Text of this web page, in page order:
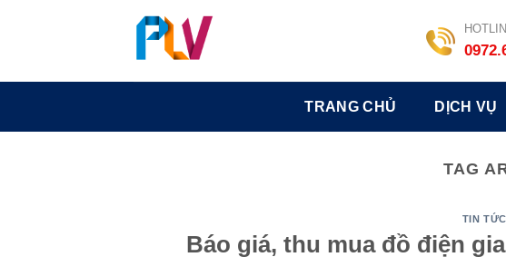
TRANG CHỦ DỊCH VỤ
TAG
TIN TỨC
Báo giá, thu mua đồ điện